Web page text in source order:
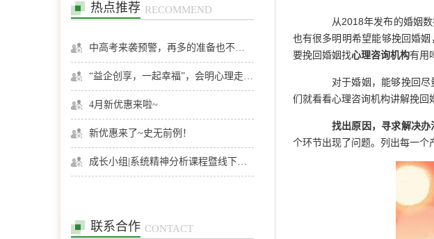
热点推荐 RECOMMEND
中高考来袭预警，再多的准备也不嫌多，这一份考生福利等你来拿
“益企创享，一起幸福”，会明心理走进社区公益，与居民一起让社区更美好
4月新优惠来啦~
新优惠来了~史无前例！
成长小组|系统精神分析课程暨线下团体成长小组招募
联系合作 CONTACT
从2018年发布的婚姻数
也有很多明明希望能够挽回婚
要挽回婚姻找心理咨询机构有用
对于婚姻，能够挽回尽量
们就看看心理咨询机构讲解挽回
找出原因，寻求解决办
个环节出现了问题。列出每一个